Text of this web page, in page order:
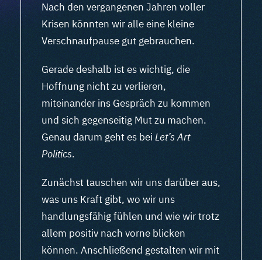
Nach den vergangenen Jahren voller
Krisen könnten wir alle eine kleine
Verschnaufpause gut gebrauchen.
Gerade deshalb ist es wichtig, die
Hoffnung nicht zu verlieren,
miteinander ins Gespräch zu kommen
und sich gegenseitig Mut zu machen.
Genau darum geht es bei Let’s Art
Politics.
Zunächst tauschen wir uns darüber aus,
was uns Kraft gibt, wo wir uns
handlungsfähig fühlen und wie wir trotz
allem positiv nach vorne blicken
können. Anschließend gestalten wir mit